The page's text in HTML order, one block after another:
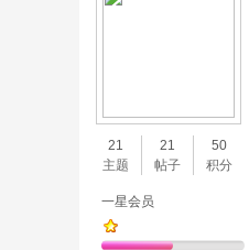
21
主题
21
帖子
50
积分
一星会员